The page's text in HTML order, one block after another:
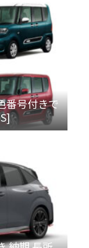
番号付きで